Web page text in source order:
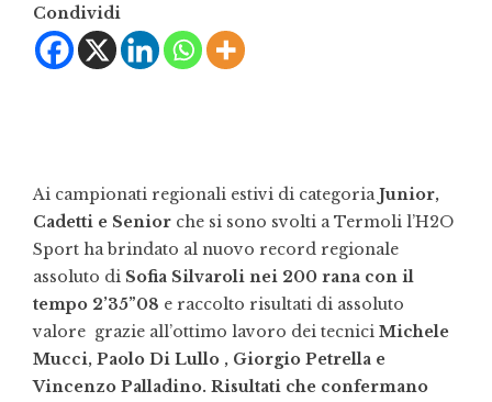
Condividi
Ai campionati regionali estivi di categoriaJunior,
Cadetti e Senior che si sono svolti a Termoli l’H2O
Sport ha brindato al nuovo record regionale
assoluto di Sofia Silvaroli nei 200 rana con il
tempo 2’35”08 e raccolto risultati di assoluto
valore grazie all’ottimo lavoro dei tecnici Michele
Mucci, Paolo Di Lullo , Giorgio Petrella e
Vincenzo Palladino. Risultati che confermano